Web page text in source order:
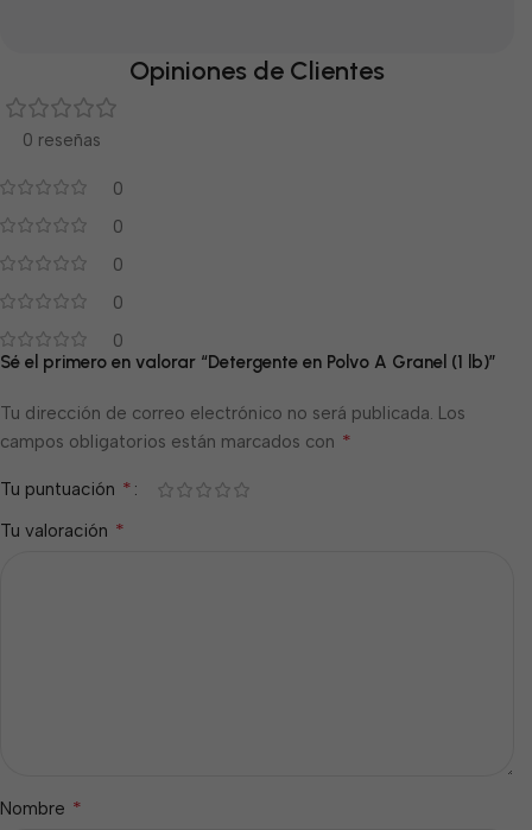
Opiniones de Clientes
0 reseñas
0
0
0
0
0
Sé el primero en valorar “Detergente en Polvo A Granel (1 lb)”
Tu dirección de correo electrónico no será publicada. Los
campos obligatorios están marcados con *
Tu puntuación *
Tu valoración *
Nombre *